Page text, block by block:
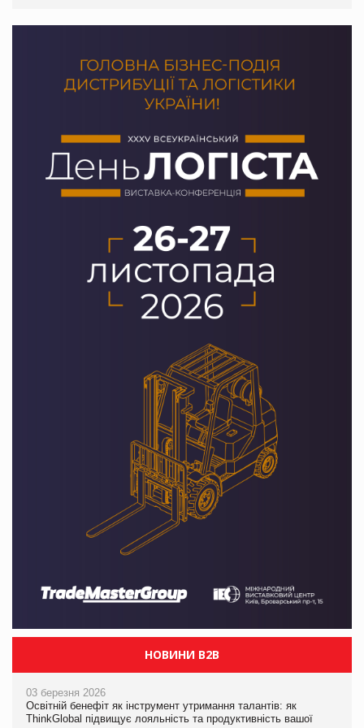
НОВИНИ B2B
03 березня 2026
Освітній бенефіт як інструмент утримання талантів: як
ThinkGlobal підвищує лояльність та продуктивність вашої